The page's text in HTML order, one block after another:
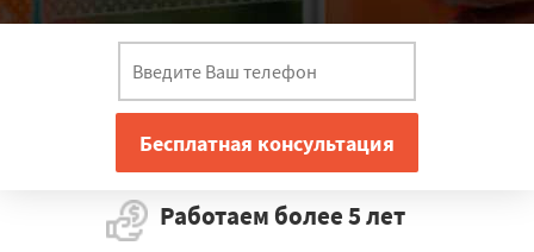
Работаем более 5 лет